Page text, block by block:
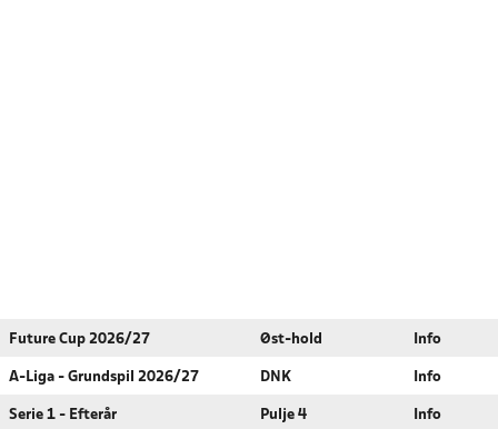
Future Cup 2026/27 Øst-hold Info
A-Liga - Grundspil 2026/27 DNK Info
Serie 1 - Efterår Pulje 4 Info